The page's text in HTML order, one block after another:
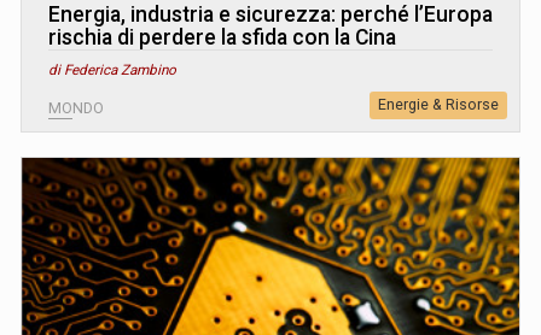
Energia, industria e sicurezza: perché l’Europa
rischia di perdere la sfida con la Cina
di Federica Zambino
MONDO Energie & Risorse